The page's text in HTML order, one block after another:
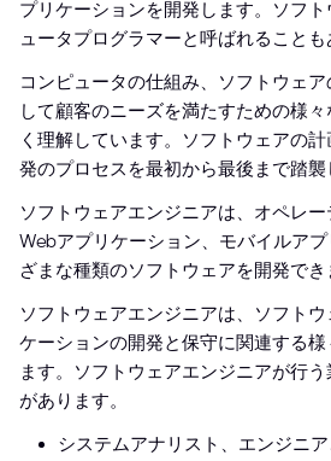
プリケーションを開発します。ソフ
ュータプログラマーと呼ばれることも
コンピュータの仕組み、ソフトウェ
して顧客のニーズを満たすための様
く理解しています。ソフトウェアの
発のプロセスを最初から最後まで踏襲
ソフトウェアエンジニアは、オペレー
Webアプリケーション、モバイルア
ざまな種類のソフトウェアを開発でき
ソフトウェアエンジニアは、ソフト
ケーションの開発と保守に関連する
ます。ソフトウェアエンジニアが行
があります。
システムアナリスト、エンジニ